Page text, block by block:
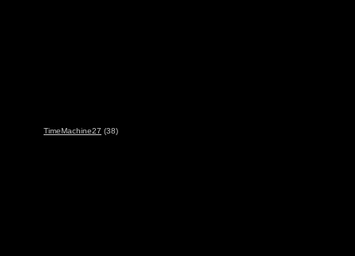
TimeMachine27 (38)